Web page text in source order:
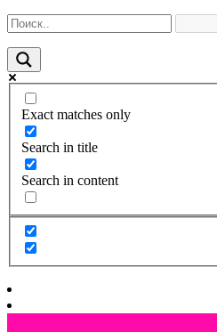
Exact matches only
Search in title
Search in content